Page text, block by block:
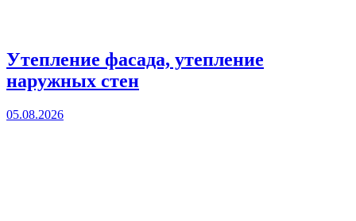
Утепление фасада, утепление
наружных стен
05.08.2026